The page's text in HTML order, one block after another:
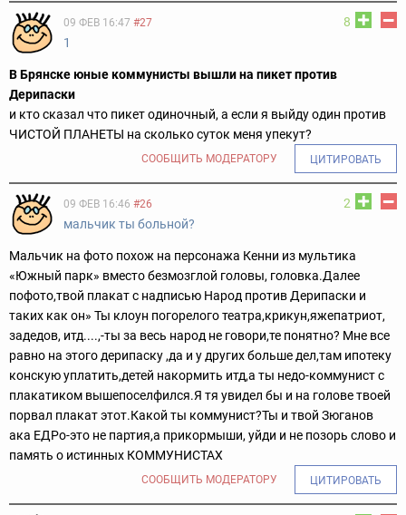
8
09 ФЕВ 16:47 #27
1
В Брянске юные коммунисты вышли на пикет против
Дерипаски
и кто сказал что пикет одиночный, а если я выйду один против
ЧИСТОЙ ПЛАНЕТЫ на сколько суток меня упекут?
СООБЩИТЬ МОДЕРАТОРУ ЦИТИРОВАТЬ
2
09 ФЕВ 16:46 #26
мальчик ты больной?
Мальчик на фото похож на персонажа Кенни из мультика
«Южный парк» вместо безмозглой головы, головка.Далее
пофото,твой плакат с надписью Народ против Дерипаски и
таких как он» Ты клоун погорелого театра,крикун,яжепатриот,
задедов, итд....,-ты за весь народ не говори,те понятно? Мне все
равно на этого дерипаску ,да и у других больше дел,там ипотеку
конскую уплатить,детей накормить итд,а ты недо-коммунист с
плакатиком вышепоселфился.Я тя увидел бы и на голове твоей
порвал плакат этот.Какой ты коммунист?Ты и твой Зюганов
ака ЕДРо-это не партия,а прикормыши, уйди и не позорь слово и
память о истинных КОММУНИСТАХ
СООБЩИТЬ МОДЕРАТОРУ ЦИТИРОВАТЬ